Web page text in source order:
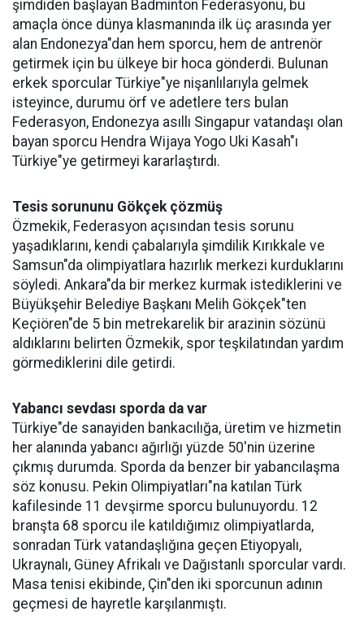
şimdiden başlayan Badminton Federasyonu, bu
amaçla önce dünya klasmanında ilk üç arasında yer
alan Endonezya"dan hem sporcu, hem de antrenör
getirmek için bu ülkeye bir hoca gönderdi. Bulunan
erkek sporcular Türkiye"ye nişanlılarıyla gelmek
isteyince, durumu örf ve adetlere ters bulan
Federasyon, Endonezya asıllı Singapur vatandaşı olan
bayan sporcu Hendra Wijaya Yogo Uki Kasah"ı
Türkiye"ye getirmeyi kararlaştırdı.
Tesis sorununu Gökçek çözmüş
Özmekik, Federasyon açısından tesis sorunu
yaşadıklarını, kendi çabalarıyla şimdilik Kırıkkale ve
Samsun"da olimpiyatlara hazırlık merkezi kurduklarını
söyledi. Ankara"da bir merkez kurmak istediklerini ve
Büyükşehir Belediye Başkanı Melih Gökçek"ten
Keçiören"de 5 bin metrekarelik bir arazinin sözünü
aldıklarını belirten Özmekik, spor teşkilatından yardım
görmediklerini dile getirdi.
Yabancı sevdası sporda da var
Türkiye"de sanayiden bankacılığa, üretim ve hizmetin
her alanında yabancı ağırlığı yüzde 50'nin üzerine
çıkmış durumda. Sporda da benzer bir yabancılaşma
söz konusu. Pekin Olimpiyatları"na katılan Türk
kafilesinde 11 devşirme sporcu bulunuyordu. 12
branşta 68 sporcu ile katıldığımız olimpiyatlarda,
sonradan Türk vatandaşlığına geçen Etiyopyalı,
Ukraynalı, Güney Afrikalı ve Dağıstanlı sporcular vardı.
Masa tenisi ekibinde, Çin"den iki sporcunun adının
geçmesi de hayretle karşılanmıştı.